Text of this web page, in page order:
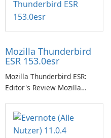
Mozilla Thunderbird
ESR 153.0esr
Mozilla Thunderbird ESR:
Editor's Review Mozilla
Support Release) is the long-
term support channel of the
Thunderbird desktop email